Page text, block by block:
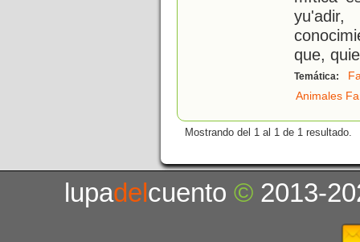
que,
Temática:
Animales
Mostrando del 1 al 1 de 1 resultado.
lupadelcuento© 2013-